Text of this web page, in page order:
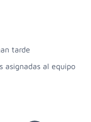
tarde
asignadas al equipo